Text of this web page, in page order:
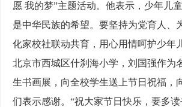
愿 我的梦”主题活动。他表示，少年儿
是中华民族的希望。要坚持为党育人、
化家校社联动共育，用心用情呵护少年
北京市西城区什刹海小学，刘国强作为
生书画展，向全校学生送上节日祝福，
们表示感谢。“祝大家节日快乐，要多